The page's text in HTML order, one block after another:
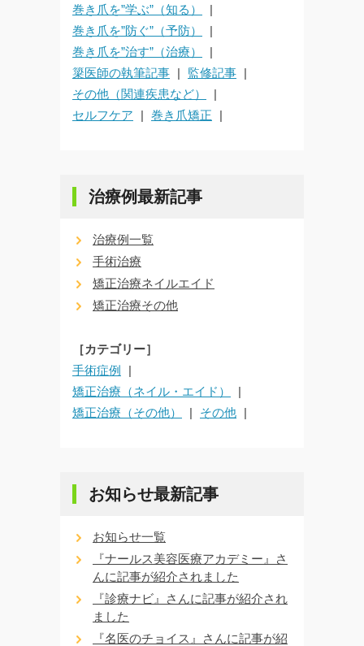
巻き爪を”学ぶ”（知る）
巻き爪を”防ぐ”（予防）
巻き爪を”治す”（治療）
簗医師の執筆記事
監修記事
その他（関連疾患など）
セルフケア
巻き爪矯正
治療例最新記事
治療例一覧
手術治療
矯正治療ネイルエイド
矯正治療その他
［カテゴリー］
手術症例
矯正治療（ネイル・エイド）
矯正治療（その他）
その他
お知らせ最新記事
お知らせ一覧
『ナールス美容医療アカデミー』さ
んに記事が紹介されました
『診療ナビ』さんに記事が紹介され
ました
『名医のチョイス』さんに記事が紹